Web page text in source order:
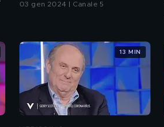
03 gen 2024 | Canale 5
13 MIN